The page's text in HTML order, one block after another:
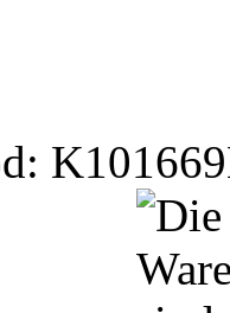
K101669